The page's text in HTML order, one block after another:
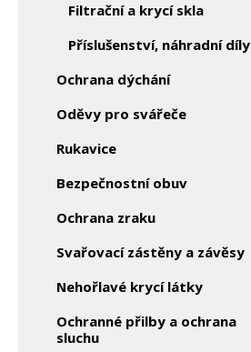
Filtrační a krycí skla
Příslušenství, náhradní díly
Ochrana dýchání
Oděvy pro svářeče
Rukavice
Bezpečnostní obuv
Ochrana zraku
Svařovací zástěny a závěsy
Nehořlavé krycí látky
Ochranné přilby a ochrana
sluchu